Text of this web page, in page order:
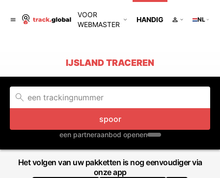
VOOR
WEBMASTER
HANDIG NL
IJSLAND TRACEREN
spoor
een partneraanbod openen
Het volgen van uw pakketten is nog eenvoudiger via
onze app